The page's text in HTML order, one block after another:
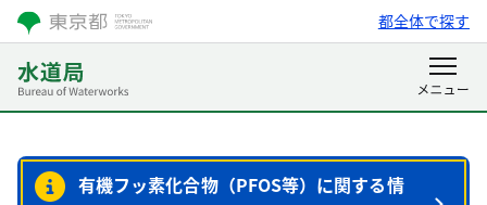
都全体で探す
有機フッ素化合物（PFOS等）に関する情